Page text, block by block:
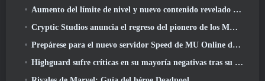
Aumento del límite de nivel y nuevo contenido revelado en Phantasy Star Online 2: Corriente de onda titular de NGS
Cryptic Studios anuncia el regreso del pionero de los MMO Jack Emmert como director ejecutivo
Prepárese para el nuevo servidor Speed ​​de MU Online durante el evento previo
Highguard sufre críticas en su mayoría negativas tras su lanzamiento